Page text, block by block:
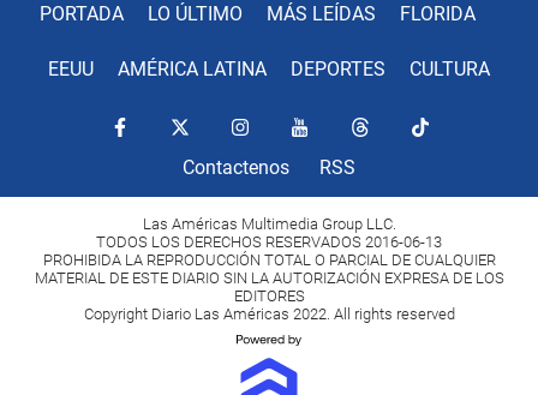
PORTADA LO ÚLTIMO MÁS LEÍDAS FLORIDA
EEUU AMÉRICA LATINA DEPORTES CULTURA
Contactenos RSS
Las Américas Multimedia Group LLC.
TODOS LOS DERECHOS RESERVADOS 2016-06-13
PROHIBIDA LA REPRODUCCIÓN TOTAL O PARCIAL DE CUALQUIER
MATERIAL DE ESTE DIARIO SIN LA AUTORIZACIÓN EXPRESA DE LOS
EDITORES
Copyright Diario Las Américas 2022. All rights reserved